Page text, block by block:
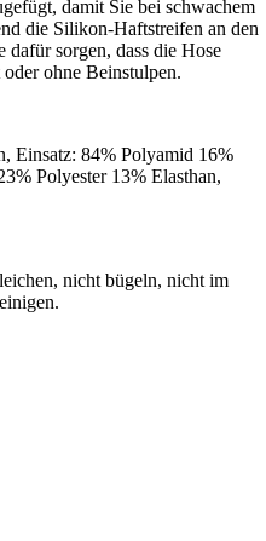
damit Sie bei schwachem
die Silikon-Haftstreifen an den
dafür sorgen, dass die Hose
ohne Beinstulpen.
Einsatz: 84% Polyamid 16%
Polyester 13% Elasthan,
nicht bügeln, nicht im